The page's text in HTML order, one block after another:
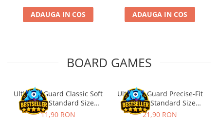
ADAUGA IN COS ADAUGA IN COS
BOARD GAMES
Ultimate Guard Classic Soft
Sleeves Standard Size
Transparent (100)
11,90 RON
Ultimate Guard Precise-Fit
Sleeves Standard Size
Transparent (100)
21,90 RON